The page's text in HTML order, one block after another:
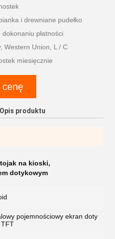
i drewniane pudełko
płatności
Western Union, L / C
miesięcznie
cenę
Opis produktu
na kioski,
dotykowym
pojemnościowy ekran doty
TFT